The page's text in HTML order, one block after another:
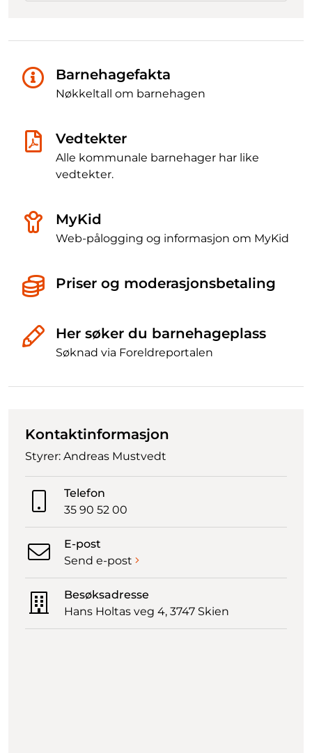
Barnehagefakta
Nøkkeltall om barnehagen
Vedtekter
Alle kommunale barnehager har like
vedtekter.
MyKid
Web-pålogging og informasjon om MyKid
Priser og moderasjonsbetaling
Her søker du barnehageplass
Søknad via Foreldreportalen
Kontaktinformasjon
Styrer: Andreas Mustvedt
Telefon
35 90 52 00
E-post
Send e-post
Besøksadresse
Hans Holtas veg 4, 3747 Skien